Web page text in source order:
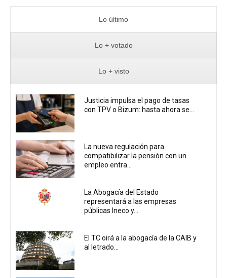
Lo último
Lo + votado
Lo + visto
Justicia impulsa el pago de tasas
con TPV o Bizum: hasta ahora se...
La nueva regulación para
compatibilizar la pensión con un
empleo entra...
La Abogacía del Estado
representará a las empresas
públicas Ineco y...
El TC oirá a la abogacía de la CAIB y
al letrado...